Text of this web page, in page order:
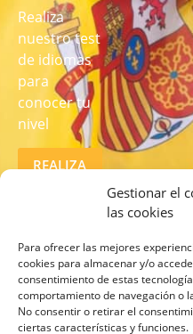
Gestionar el
las cookies
Para ofrecer las mejores
cookies para almacenar y/o
consentimiento de estas
comportamiento de navegación o
No consentir o retirar el
ciertas características y funciones.
Realiza
nuestro test
de idiomas
para
conocer tu
nivel
REALIZA